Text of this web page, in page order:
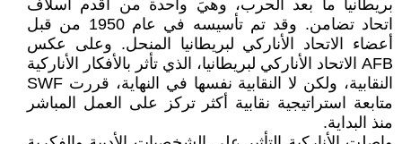
بريطانيا ما بعد الحرب، وهيَ واحدة من أقدم أسلاف
اتحاد تضامن. وقد تم تأسيسه في عام 1950 من قبل
أعضاء الاتحاد الأناركي لبريطانيا المنحل. وعلى عكس
AFB الاتحاد الأناركي لبريطانيا، الذي تأثر بالأفكار الأناركية
النقابية، ولكن لا النقابية نفسها في النهاية، قررت SWF
متابعة استراتيجية نقابية أكثر تركز على العمل المباشر
منذ البداية.